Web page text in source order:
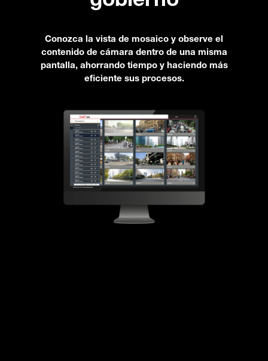
Conozca la vista de mosaico y observe el
contenido de cámara dentro de una misma
pantalla, ahorrando tiempo y haciendo más
eficiente sus procesos.